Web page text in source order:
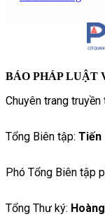
BÁO PHÁP LUẬT
Chuyên trang
Tổng Biên tập: Tiến
Phó Tổng Biên tập
Tổng Thư ký: